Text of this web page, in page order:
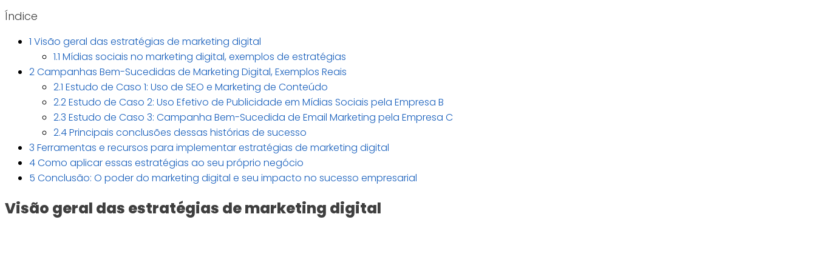
Índice
1 Visão geral das estratégias de marketing digital
1.1 Mídias sociais no marketing digital, exemplos de estratégias
2Campanhas Bem-Sucedidas de Marketing Digital, Exemplos Reais
2.1 Estudo de Caso 1: Uso de SEO e Marketing de Conteúdo
2.2Estudo de Caso 2: Uso Efetivo de Publicidade em Mídias Sociais pela Empresa B
2.3 Estudo de Caso 3: Campanha Bem-Sucedida de Email Marketing pela Empresa C
2.4Principais conclusões dessas histórias de sucesso
3 Ferramentas e recursos para implementar estratégias de marketing digital
4Como aplicar essas estratégias ao seu próprio negócio
5 Conclusão: O poder do marketing digital e seu impacto no sucesso empresarial
Visão geral das estratégias de marketing digital